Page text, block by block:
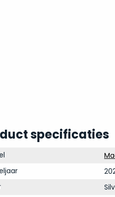
specificaties